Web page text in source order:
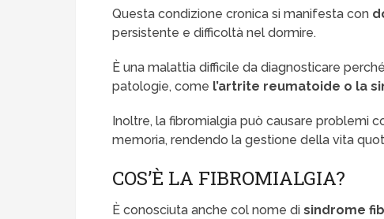
Questa condizione cronica si manifesta con
persistente e difficoltà nel dormire.
È una malattia difficile da diagnosticare
patologie, come l’artrite reumatoide o la
Inoltre, la fibromialgia può causare problemi
memoria, rendendo la gestione della vita
COS’È LA FIBROMIALGIA?
È conosciuta anche col nome disindrome